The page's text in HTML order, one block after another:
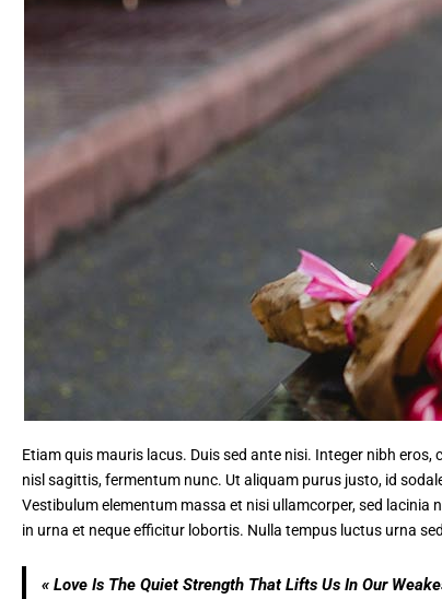
Etiam quis mauris lacus. Duis sed ante nisi. Integer nibh
nisl sagittis, fermentum nunc. Ut aliquam purus justo, id
Vestibulum elementum massa et nisi ullamcorper, sed
in urna et neque efficitur lobortis. Nulla tempus luctus urna
« Love Is The Quiet Strength That Lifts Us In Our